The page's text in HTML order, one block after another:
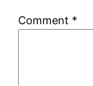
Comment *